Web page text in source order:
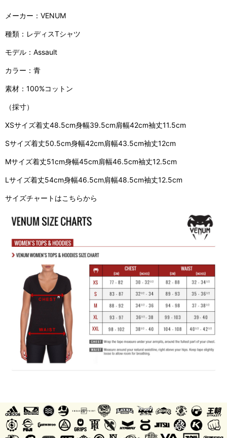
メーカー：VENUM
種類：レディスTシャツ
モデル：Assault
カラー：青
素材：100%コットン
（採寸）
XSサイズ着丈48.5cm身幅39.5cm肩幅42cm袖丈11.5cm
Sサイズ着丈50.5cm身幅42cm肩幅43.5cm袖丈12cm
Mサイズ着丈51cm身幅45cm肩幅46.5cm袖丈12.5cm
Lサイズ着丈54cm身幅46.5cm肩幅48.5cm袖丈12.5cm
サイズチャートはこちらから